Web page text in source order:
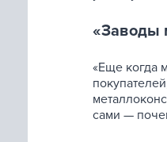
«Заводы
«Еще когда
сами —